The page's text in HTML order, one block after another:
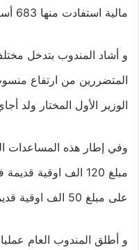
مالية استفادت منها 683 أسرة في ولاية لبراكنة.
و أشاد المندوب بتدخل
المتضررين من ارتفاع
الوزير الأول المختار ولد
وفي إطار هذه المساعدات
مبلغ 120 الف اوقية
على مبلغ 50 الف اوقية قديمة.